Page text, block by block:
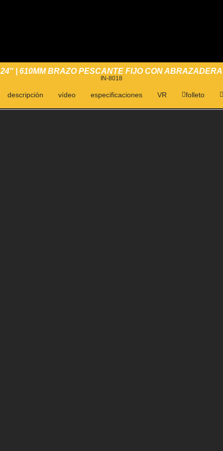
24″ | 610MM BRAZO PESCANTE FIJO CON ABRAZADERA
IN-8018
descripción vídeo especificaciones VR folleto